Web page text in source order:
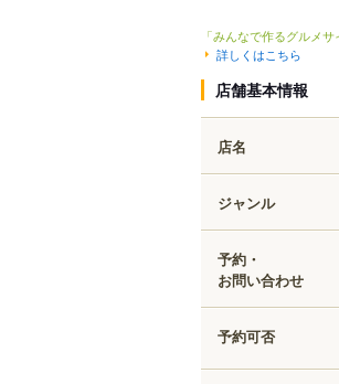
「みんなで作るグルメ
詳しくはこちら
店舗基本情報
店名
ジャンル
予約・
お問い合わせ
予約可否